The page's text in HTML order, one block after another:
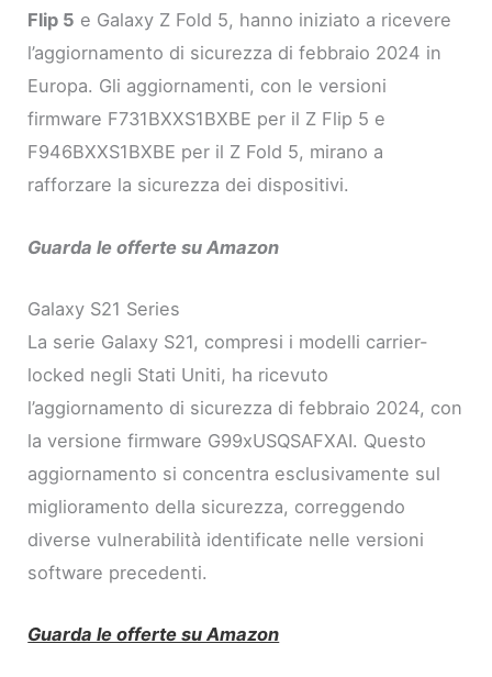
Flip 5 e Galaxy Z Fold 5, hanno iniziato a ricevere
l’aggiornamento di sicurezza di febbraio 2024 in
Europa. Gli aggiornamenti, con le versioni
firmware F731BXXS1BXBE per il Z Flip 5 e
F946BXXS1BXBE per il Z Fold 5, mirano a
rafforzare la sicurezza dei dispositivi.
Guarda le offerte su Amazon
Galaxy S21 Series
La serie Galaxy S21, compresi i modelli carrier-
locked negli Stati Uniti, ha ricevuto
l’aggiornamento di sicurezza di febbraio 2024, con
la versione firmware G99xUSQSAFXAI. Questo
aggiornamento si concentra esclusivamente sul
miglioramento della sicurezza, correggendo
diverse vulnerabilità identificate nelle versioni
software precedenti.
Guarda le offerte su Amazon